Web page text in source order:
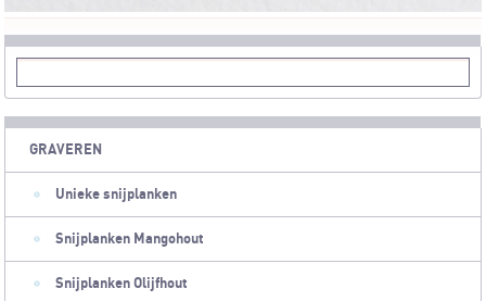
GRAVEREN
Unieke snijplanken
Snijplanken Mangohout
Snijplanken Olijfhout